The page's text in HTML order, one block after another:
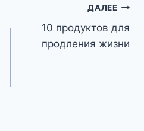
ДАЛЕЕ
10 продуктов для
продления жизни